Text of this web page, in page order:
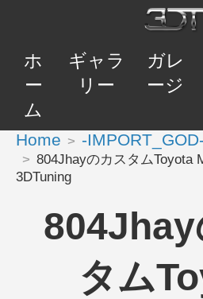
ホ
ー
ム
ギャラ
リー
ガレ
ージ
Home -IMPORT_GOD-
804JhayのカスタムToyota
3DTuning
804Jhay
タム